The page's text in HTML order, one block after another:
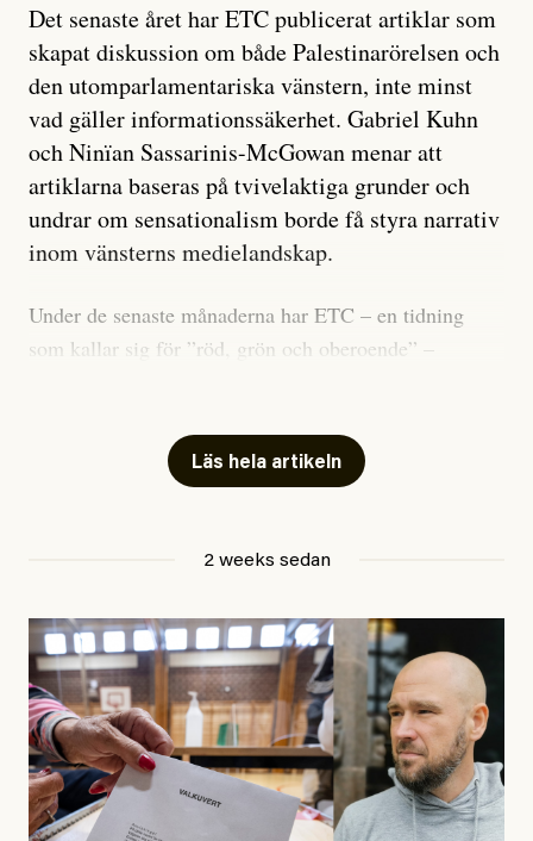
Det senaste året har ETC publicerat artiklar som
skapat diskussion om både Palestinarörelsen och
den utomparlamentariska vänstern, inte minst
vad gäller informationssäkerhet. Gabriel Kuhn
och Ninïan Sassarinis-McGowan menar att
artiklarna baseras på tvivelaktiga grunder och
undrar om sensationalism borde få styra narrativ
inom vänsterns medielandskap.
Under de senaste månaderna har ETC – en tidning
som kallar sig för ”röd, grön och oberoende” –
skriver för? Vad betyder det att vara en ”röd, grön och
oberoende” tidning? Och vad är egentligen bra
utpekas som israelisk infiltratör”. Enligt ingressen
handlar artikeln om en person vars ”bakgrund skapar
splittring och oro i rörelsen”. Problemet är att artikeln
skapar betydligt mer oro i palestinarörelsen – och den
oberoende vänstern – än den porträtterade personen
eller dess bakgrund.
Läs hela artikeln
2 weeks sedan